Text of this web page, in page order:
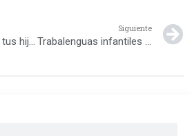
Siguiente